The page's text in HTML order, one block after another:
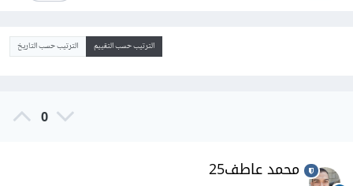
الترتيب حسب التقييم الترتيب حسب التاريخ
0
محمد عاطف25